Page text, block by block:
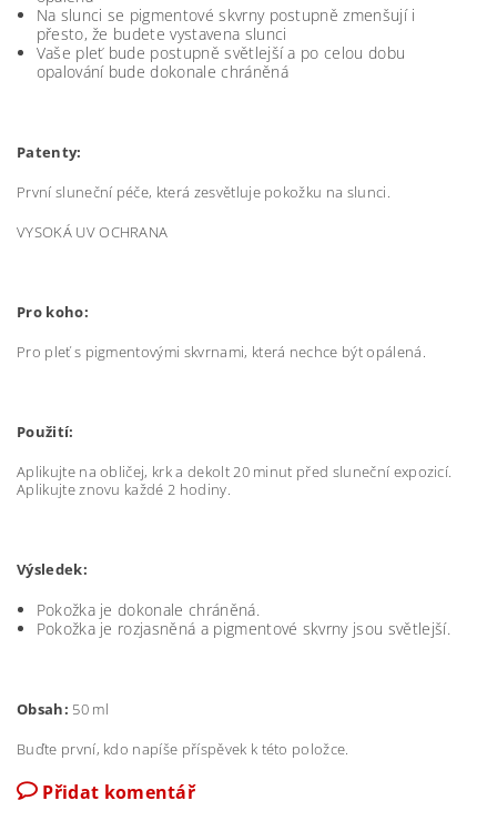
Na slunci se pigmentové skvrny postupně zmenšují i
přesto, že budete vystavena slunci
Vaše pleť bude postupně světlejší a po celou dobu
opalování bude dokonale chráněná
Patenty:
První sluneční péče, která zesvětluje pokožku na slunci.
VYSOKÁ UV OCHRANA
Pro koho:
Pro pleť s pigmentovými skvrnami, která nechce být opálená.
Použití:
Aplikujte na obličej, krk a dekolt 20 minut před sluneční expozicí.
Aplikujte znovu každé 2 hodiny.
Výsledek:
Pokožka je dokonale chráněná.
Pokožka je rozjasněná a pigmentové skvrny jsou světlejší.
Obsah: 50 ml
Buďte první, kdo napíše příspěvek k této položce.
Přidat komentář